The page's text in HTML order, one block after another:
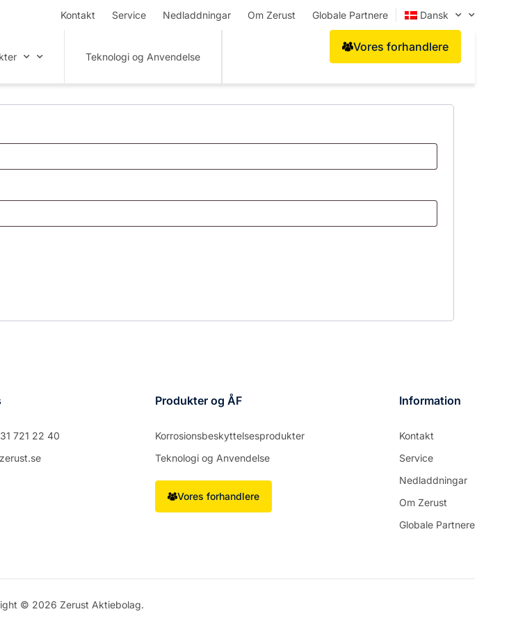
Kontakt Service Nedladdningar Om Zerust Globale Partnere Dansk
Teknologi og Anvendelse
Vores forhandlere
721 22 40
Produkter og ÅF
Korrosionsbeskyttelsesprodukter
Teknologi og Anvendelse
Vores forhandlere
Information
Kontakt
Service
Nedladdningar
Om Zerust
Globale Partnere
© 2026 Zerust Aktiebolag.